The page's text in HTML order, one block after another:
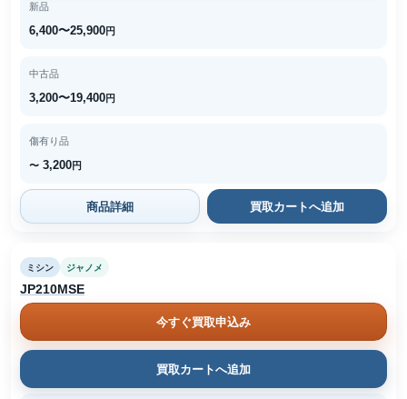
新品
6,400〜25,900円
中古品
3,200〜19,400円
傷有り品
〜 3,200円
商品詳細 買取カートへ追加
ミシン ジャノメ
JP210MSE
今すぐ買取申込み
買取カートへ追加